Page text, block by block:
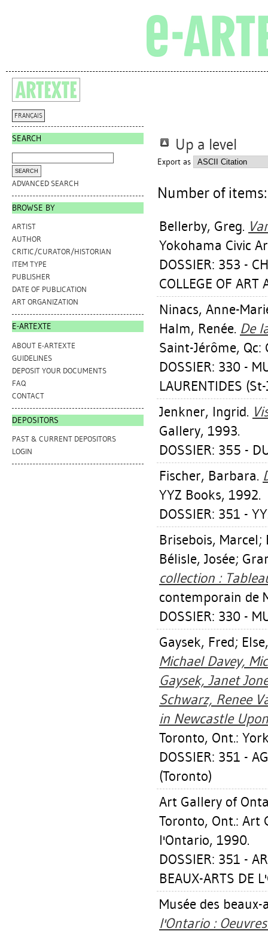
FRANÇAIS
SEARCH
ADVANCED SEARCH
BROWSE BY
ARTIST
AUTHOR
CRITIC/CURATOR/HISTORIAN
ITEM TYPE
PUBLISHER
DATE OF PUBLICATION
ART ORGANIZATION
E-ARTEXTE
ABOUT E-ARTEXTE
GUIDELINES
DEPOSIT YOUR DOCUMENTS
FAQ
CONTACT
DEPOSITORS
PAST & CURRENT DEPOSITORS
LOGIN
Up a level
Export as
Number of
Bellerby, Greg.
Yokohama Civic
DOSSIER: 353 -
COLLEGE OF
Ninacs, Anne-
Halm, Renée. De
Saint-Jérôme,
DOSSIER: 330 -
LAURENTIDES
Jenkner, Ingrid.
Gallery, 1993.
DOSSIER: 355 -
Fischer, Barbara.
YYZ Books, 1992.
DOSSIER: 351 -
Brisebois, Marcel;
Bélisle, Josée;
collection :
contemporain de
DOSSIER: 330 -
Gaysek, Fred;
Michael Davey,
Gaysek, Janet
Schwarz, Renee
in Newcastle
Toronto, Ont.:
DOSSIER: 351 -
(Toronto)
Art Gallery of
Toronto, Ont.: Art
l'Ontario, 1990.
DOSSIER: 351 -
BEAUX-ARTS DE
Musée des
l'Ontario :